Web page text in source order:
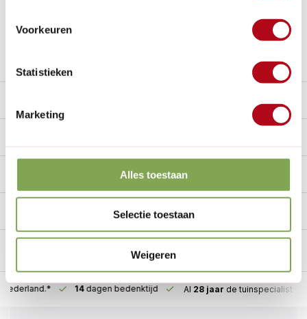
Voorkeuren
Statistieken
Marketing
Alles toestaan
Selectie toestaan
Weigeren
van gereedschap.
Nederland.* 14dagen bedenktijd Al 28 jaar de tuinspecialist